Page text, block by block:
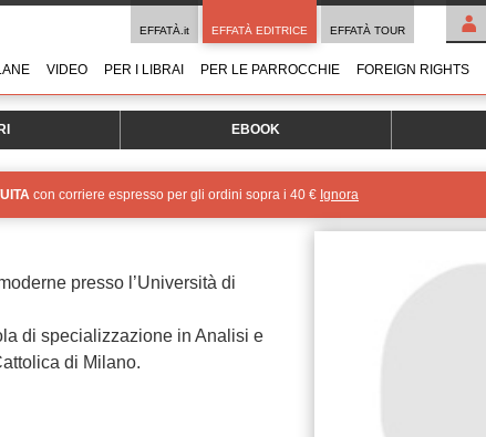
EFFATÀ.it EFFATÀ EDITRICE EFFATÀ TOUR
VIDEO PER I LIBRAI PER LE PARROCCHIE FOREIGN RIGHTS
EBOOK
con corriere espresso per gli ordini sopra i 40 € Ignora
presso l’Università di
di specializzazione in Analisi e
di Milano.